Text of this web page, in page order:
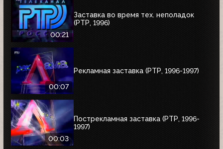
00:21
Заставка во время тех. неполадок
(РТР, 1996)
00:07
Рекламная заставка (РТР, 1996-1997)
00:03
Пострекламная заставка (РТР, 1996-
1997)